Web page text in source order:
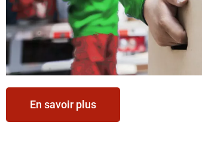
En savoir plus